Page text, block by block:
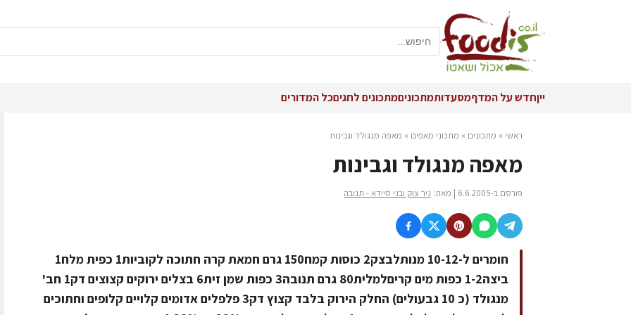
ייןחדש על המדףמסעדותמתכוניםמתכונים לחגיםכל המדורים
ראשי » מתכונים » מתכוני מאפים » מאפה מנגולד וגבינות
מאפה מנגולד וגבינות
פורסם ב-6.6.2005 | מאת: ניר צוק ובני סיידא - תנובה
חומרים ל-10-12 מנותלבצק2 כוסות קמח150 גרם חמאת קרה חתוכה לקוביות1 כפית מלח1
ביצה1-2 כפות מים קריםלמלית80 גרם תנובה3 כפות שמן זית6 בצלים ירוקים קצוצים דק1 חב'
מנגולד (כ 10 גבעולים) החלק הירוק בלבד קצוץ דק3 פלפלים אדומים קלויים קלופים וחתוכים